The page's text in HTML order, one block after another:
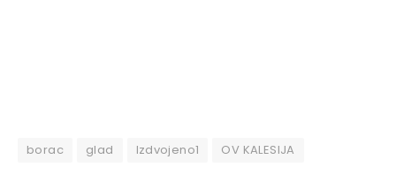
borac glad Izdvojeno1 OV KALESIJA